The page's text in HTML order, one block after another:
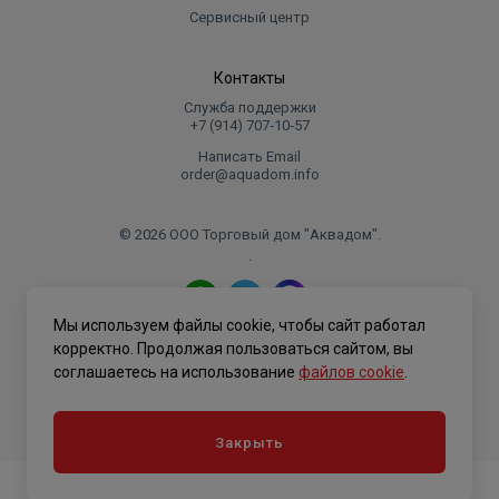
Сервисный центр
Контакты
Служба поддержки
+7 (914) 707‑10‑57
Написать Email
order@aquadom.info
© 2026 ООО Торговый дом "Аквадом".
.
Политика конфиденциальности
Мы используем файлы cookie, чтобы сайт работал
корректно. Продолжая пользоваться сайтом, вы
соглашаетесь на использование файлов cookie
Закрыть